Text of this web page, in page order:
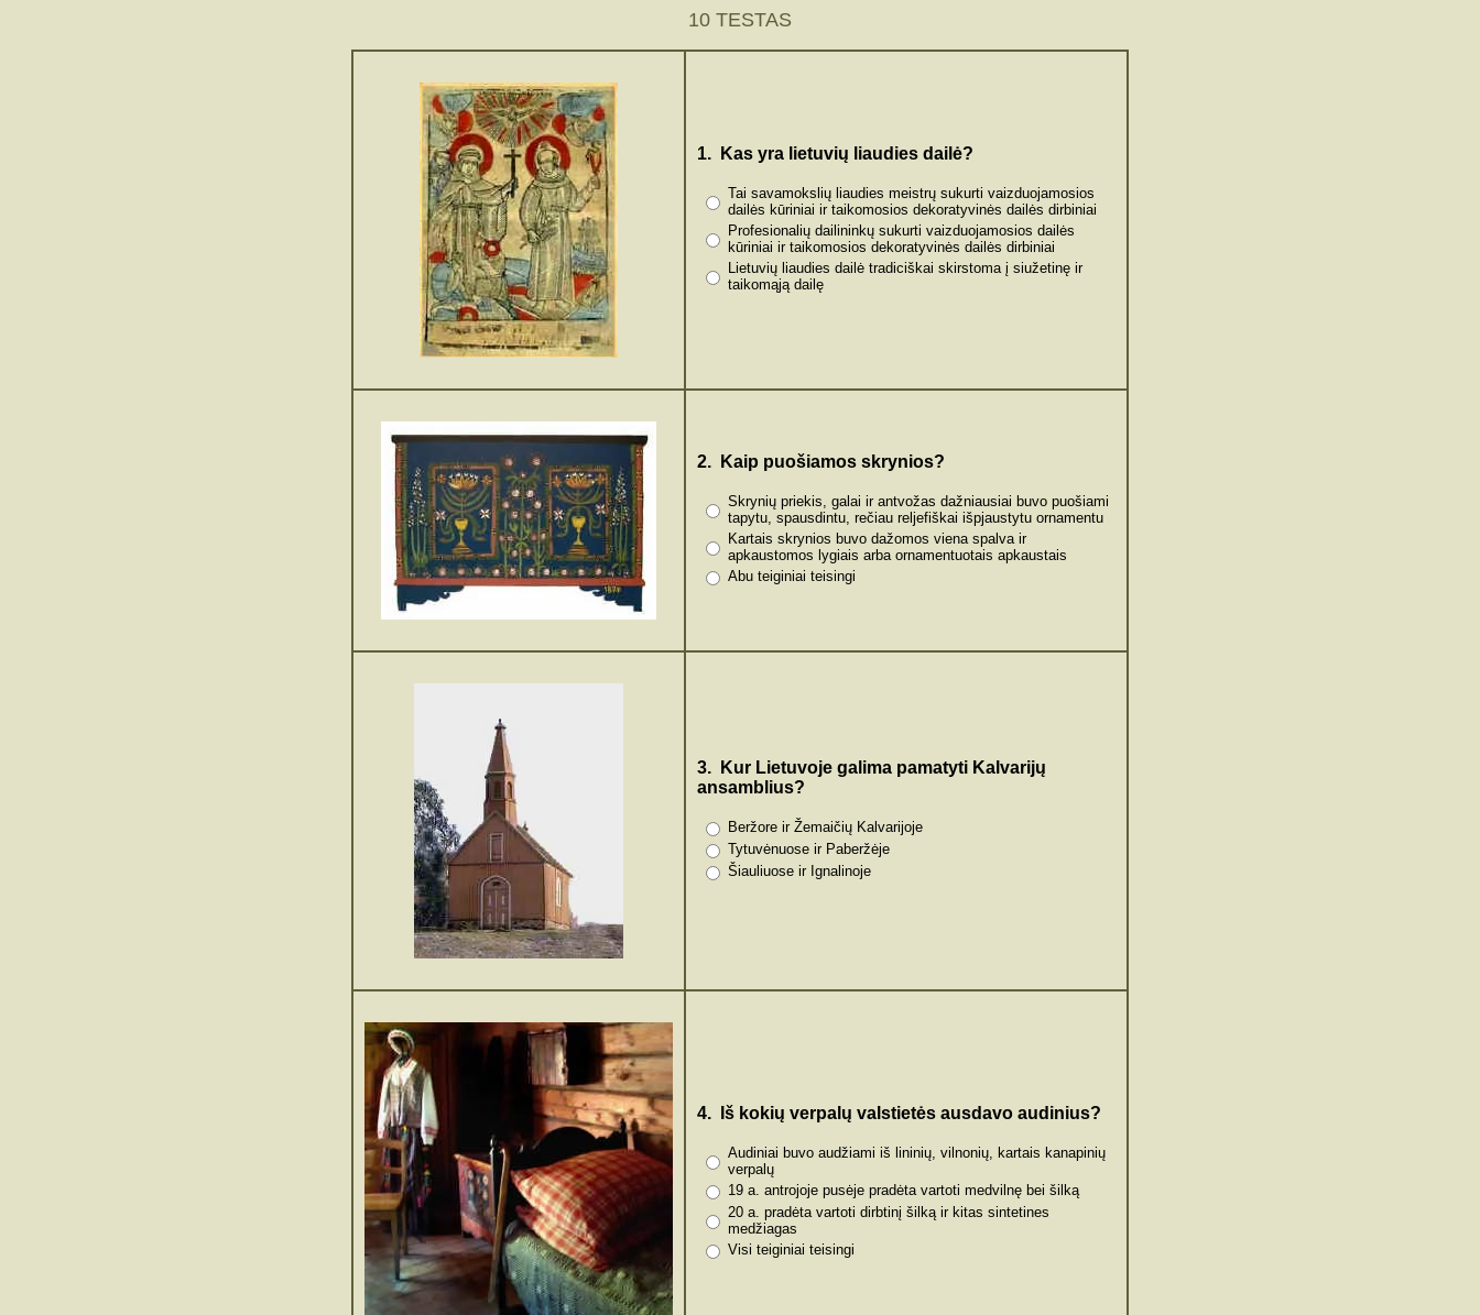
10 TESTAS
1. Kas yra lietuvių liaudies dailė?
Tai savamokslių liaudies meistrų sukurti vaizduojamosios
dailės kūriniai ir taikomosios dekoratyvinės dailės dirbiniai
Profesionalių dailininkų sukurti vaizduojamosios dailės
kūriniai ir taikomosios dekoratyvinės dailės dirbiniai
Lietuvių liaudies dailė tradiciškai skirstoma į siužetinę ir
taikomąją dailę
2. Kaip puošiamos skrynios?
Skrynių priekis, galai ir antvožas dažniausiai buvo puošiami
tapytu, spausdintu, rečiau reljefiškai išpjaustytu ornamentu
Kartais skrynios buvo dažomos viena spalva ir
apkaustomos lygiais arba ornamentuotais apkaustais
Abu teiginiai teisingi
3. Kur Lietuvoje galima pamatyti Kalvarijų
ansamblius?
Beržore ir Žemaičių Kalvarijoje
Tytuvėnuose ir Paberžėje
Šiauliuose ir Ignalinoje
4. Iš kokių verpalų valstietės ausdavo audinius?
Audiniai buvo audžiami iš lininių, vilnonių, kartais kanapinių
verpalų
19 a. antrojoje pusėje pradėta vartoti medvilnę bei šilką
20 a. pradėta vartoti dirbtinį šilką ir kitas sintetines
medžiagas
Visi teiginiai teisingi